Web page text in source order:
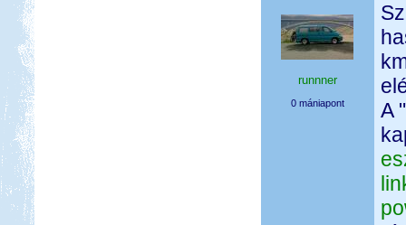
runnner
0 mániapont
A